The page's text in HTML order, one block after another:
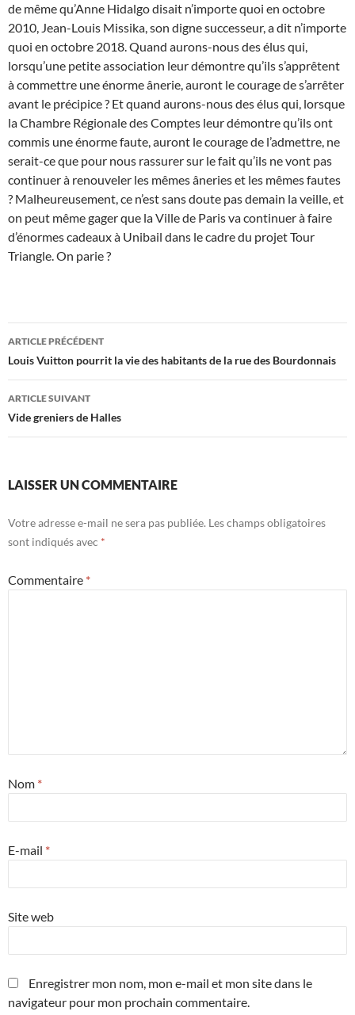
de même qu’Anne Hidalgo disait n’importe quoi en octobre
2010, Jean-Louis Missika, son digne successeur, a dit n’importe
quoi en octobre 2018. Quand aurons-nous des élus qui,
lorsqu’une petite association leur démontre qu’ils s’apprêtent
à commettre une énorme ânerie, auront le courage de s’arrêter
avant le précipice ? Et quand aurons-nous des élus qui, lorsque
la Chambre Régionale des Comptes leur démontre qu’ils ont
commis une énorme faute, auront le courage de l’admettre, ne
serait-ce que pour nous rassurer sur le fait qu’ils ne vont pas
continuer à renouveler les mêmes âneries et les mêmes fautes
? Malheureusement, ce n’est sans doute pas demain la veille, et
on peut même gager que la Ville de Paris va continuer à faire
d’énormes cadeaux à Unibail dans le cadre du projet Tour
Triangle. On parie ?
Navigation
des
articles
ARTICLE PRÉCÉDENT
Louis Vuitton pourrit la vie des habitants de la rue des Bourdonnais
ARTICLE SUIVANT
Vide greniers de Halles
LAISSER UN COMMENTAIRE
Votre adresse e-mail ne sera pas publiée. Les champs obligatoires
sont indiqués avec *
Commentaire *
Nom *
E-mail *
Site web
Enregistrer mon nom, mon e-mail et mon site dans le
navigateur pour mon prochain commentaire.